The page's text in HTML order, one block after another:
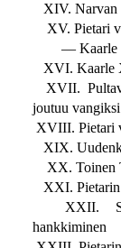
XIV. Narvan
XV. Pietari
— Kaarle
XVI. Kaarle
XVII.
joutuu vangiksi
XVIII. Pietari
XIX.
XX. Toinen
XXI. Pietarin
XXII.
hankkiminen